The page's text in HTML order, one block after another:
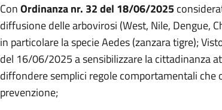
ConOrdinanza nr. 32 del 18/06/2025
diffusione delle arbovirosi (West, Nile, Dengue,
in particolare la specie Aedes (zanzara tigre);
del 16/06/2025 a sensibilizzare la cittadinanza
diffondere semplici regole comportamentali
prevenzione;